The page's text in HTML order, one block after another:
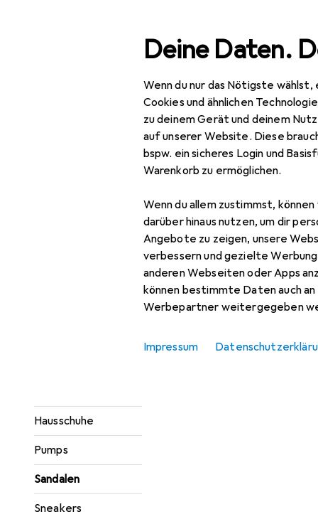
Deine Daten.
Wenn du nur das Nötigste
Cookies und ähnlichen
zu deinem Gerät und deinem
auf unserer Website. Diese
bspw. ein sicheres Login und
Warenkorb zu ermöglichen.
Wenn du allem zustimmst,
darüber hinaus nutzen, um dir
Angebote zu zeigen, unsere
verbessern und gezielte
anderen Webseiten oder Apps
können bestimmte Daten auch
Werbepartner weitergegeben
Impressum
Navigation nach Kategorien
Hausschuhe
Pumps
Sandalen
Sneakers
Gesamtsortiment